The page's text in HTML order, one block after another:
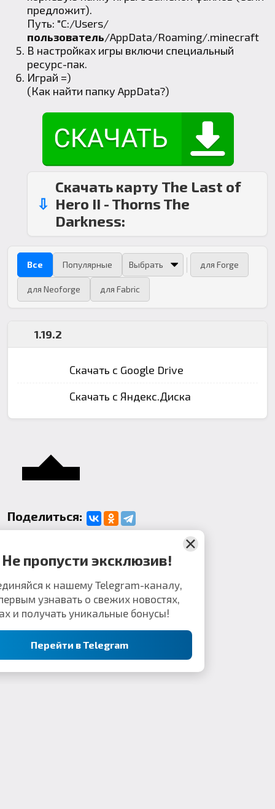
предложит).
Путь: "C:/Users/
пользователь/AppData/Roaming/.minecraft
В настройках игры включи специальный
ресурс-пак.
Играй =)
(Как найти папку AppData?)
Скачать карту The Last of
Hero II - Thorns The
Darkness:
Все Популярные для Forge
для Neoforge для Fabric
1.19.2
Скачать с Google Drive
Скачать с Яндекс.Диска
Поделиться:
КомментарииНе пропусти эксклюзив!
Присоединяйся к нашему Telegram-каналу,
чтобы первым узнавать о свежих новостях,
секретах и получать уникальные бонусы!
Перейти в Telegram